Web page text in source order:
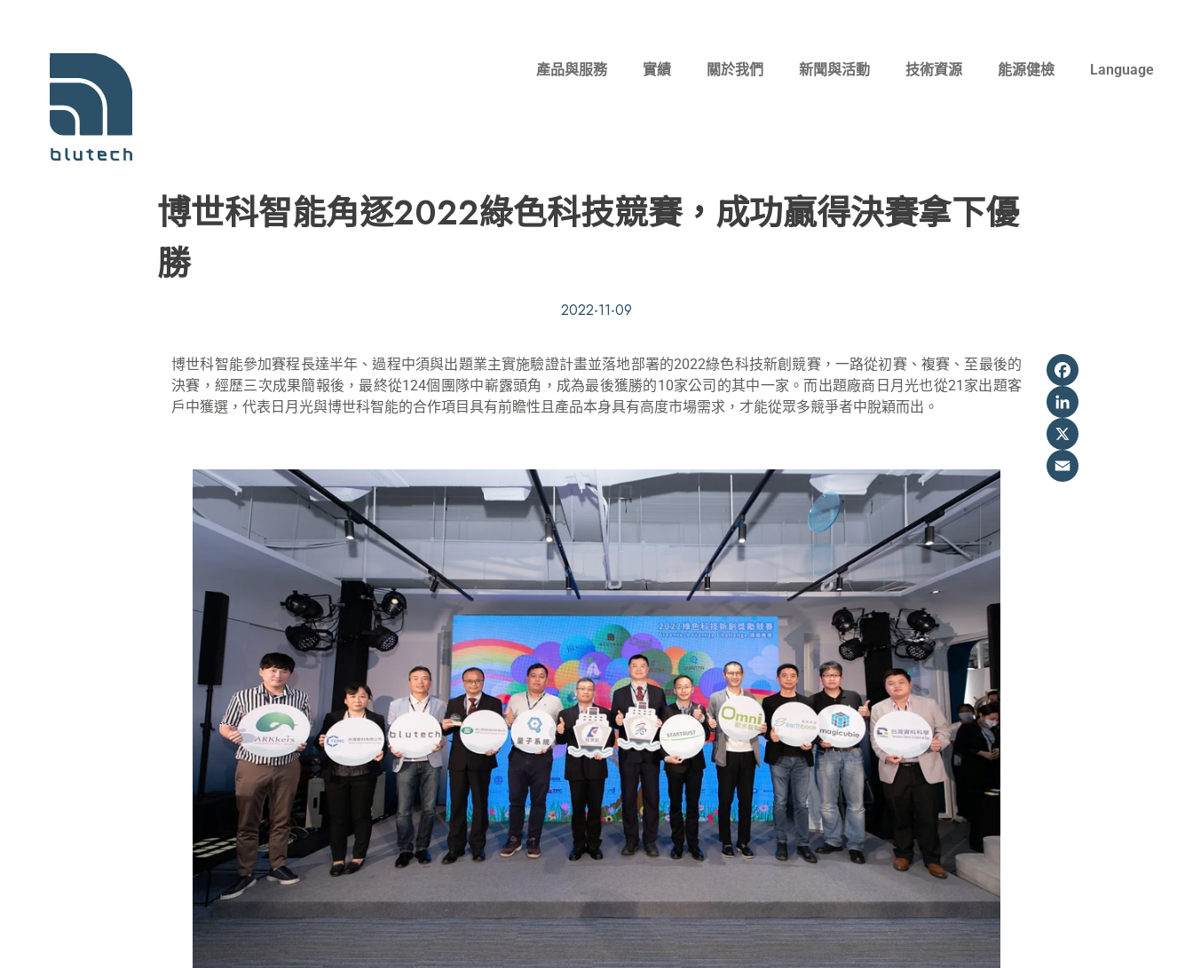
產品與服務 實績 關於我們 新聞與活動 技術資源 能源健檢 Language
博世科智能角逐2022綠色科技競賽，成功贏得決賽拿下優
勝
2022-11-09
Facebook
LinkedIn
X
Email
博世科智能參加賽程長達半年、過程中須與出題業主實施驗證計畫並落地部署的2022綠色科技新創競賽，一路從初賽、複賽、至最後的
決賽，經歷三次成果簡報後，最終從124個團隊中嶄露頭角，成為最後獲勝的10家公司的其中一家。而出題廠商日月光也從21家出題客
戶中獲選，代表日月光與博世科智能的合作項目具有前瞻性且產品本身具有高度市場需求，才能從眾多競爭者中脫穎而出。